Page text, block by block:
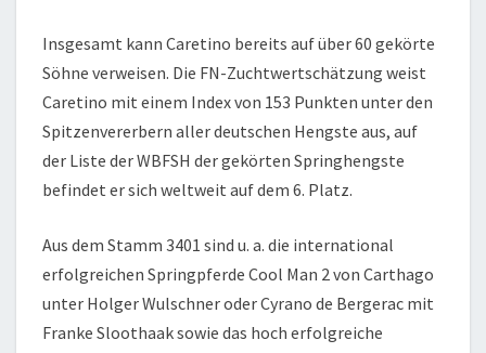
Insgesamt kann Caretino bereits auf über 60 gekörte
Söhne verweisen. Die FN-Zuchtwertschätzung weist
Caretino mit einem Index von 153 Punkten unter den
Spitzenvererbern aller deutschen Hengste aus, auf
der Liste der WBFSH der gekörten Springhengste
befindet er sich weltweit auf dem 6. Platz.
Aus dem Stamm 3401 sind u. a. die international
erfolgreichen Springpferde Cool Man 2 von Carthago
unter Holger Wulschner oder Cyrano de Bergerac mit
Franke Sloothaak sowie das hoch erfolgreiche